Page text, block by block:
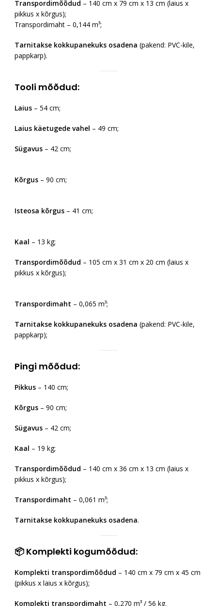
Transpordimõõdud – 140 cm x 79 cm x 13 cm (laius x
pikkus x kõrgus);
Transpordimaht – 0,144 m³;
Tarnitakse kokkupanekuks osadena (pakend: PVC-kile,
pappkarp).
Tooli mõõdud:
Laius – 54 cm;
Laius käetugede vahel – 49 cm;
Sügavus – 42 cm;
Kõrgus – 90 cm;
Isteosa kõrgus – 41 cm;
Kaal – 13 kg;
Transpordimõõdud – 105 cm x 31 cm x 20 cm (laius x
pikkus x kõrgus);
Transpordimaht – 0,065 m³;
Tarnitakse kokkupanekuks osadena (pakend: PVC-kile,
pappkarp);
Pingi mõõdud:
Pikkus – 140 cm;
Kõrgus – 90 cm;
Sügavus – 42 cm;
Kaal – 19 kg;
Transpordimõõdud – 140 cm x 36 cm x 13 cm (laius x
pikkus x kõrgus);
Transpordimaht – 0,061 m³;
Tarnitakse kokkupanekuks osadena.
📦 Komplekti kogumõõdud:
Komplekti transpordimõõdud – 140 cm x 79 cm x 45 cm
(pikkus x laius x kõrgus);
Komplekti transpordimaht – 0,270 m³ / 56 kg.